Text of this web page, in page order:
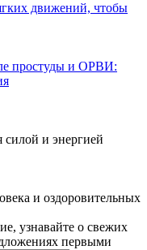
движений, чтобы
простуды и ОРВИ:
силой и энергией
и оздоровительных
узнавайте о свежих
первыми